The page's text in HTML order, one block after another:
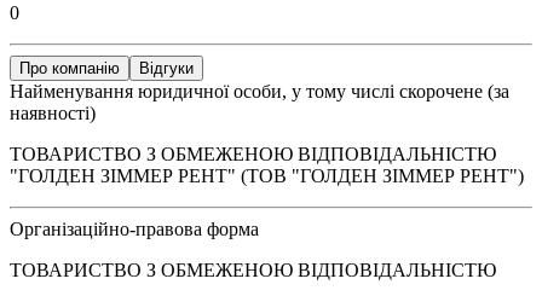
0
Про компанію Відгуки
Найменування юридичної особи, у тому числі скорочене (за
наявності)
ТОВАРИСТВО З ОБМЕЖЕНОЮ ВІДПОВІДАЛЬНІСТЮ
"ГОЛДЕН ЗІММЕР РЕНТ" (ТОВ "ГОЛДЕН ЗІММЕР РЕНТ")
Організаційно-правова форма
ТОВАРИСТВО З ОБМЕЖЕНОЮ ВІДПОВІДАЛЬНІСТЮ